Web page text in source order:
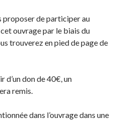
proposer de participer au
ouvrage par le biais du
trouverez en pied de page de
d’un don de 40€, un
remis.
dans l’ouvrage dans une